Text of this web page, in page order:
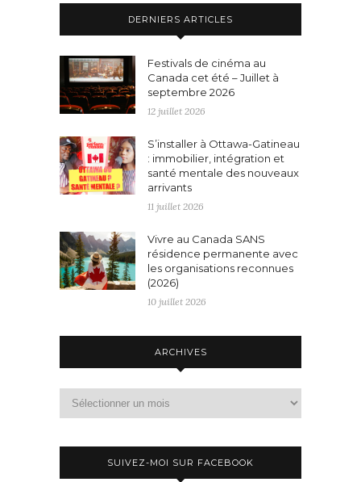
DERNIERS ARTICLES
Festivals de cinéma au
Canada cet été – Juillet à
septembre 2026
12 juillet 2026
S’installer à Ottawa-Gatineau
: immobilier, intégration et
santé mentale des nouveaux
arrivants
11 juillet 2026
Vivre au Canada SANS
résidence permanente avec
les organisations reconnues
(2026)
10 juillet 2026
ARCHIVES
SUIVEZ-MOI SUR FACEBOOK